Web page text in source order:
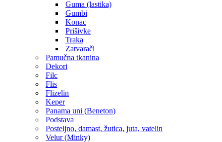
Guma (lastika)
Gumbi
Konac
Prišivke
Traka
Zatvarači
Pamučna tkanina
Dekori
Filc
Flis
Flizelin
Keper
Panama uni (Beneton)
Podstava
Posteljno, damast, žutica, juta, vatelin
Velur (Minky)